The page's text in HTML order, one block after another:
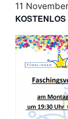
11
KOSTENLOS